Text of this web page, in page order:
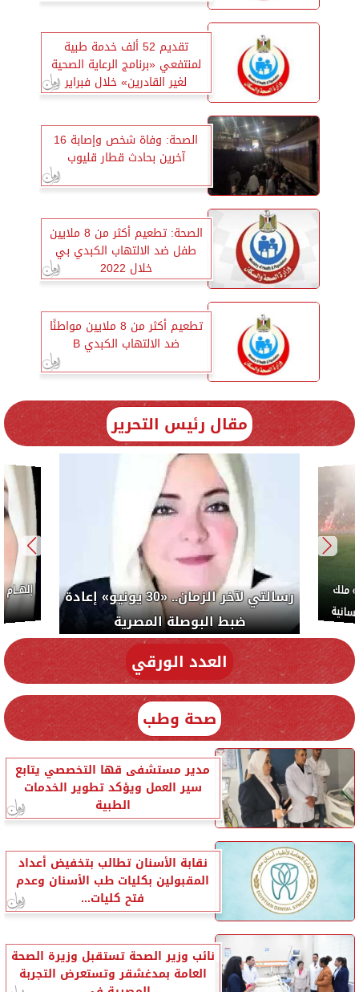
تقديم 52 ألف خدمة طبية
لمنتفعي «برنامج الرعاية الصحية
لغير القادرين» خلال فبراير
الماضي
الصحة: وفاة شخص وإصابة 16
آخرين بحادث قطار قليوب
الصحة: تطعيم أكثر من 8 ملايين
طفل ضد الالتهاب الكبدي بي
خلال 2022
تطعيم أكثر من 8 ملايين مواطنًا
ضد الالتهاب الكبدي B
مقال رئيس التحرير
رسالتي لآخر الزمان.. «30 يونيو» إعادة
ضبط البوصلة المصرية
ملك
العدد الورقي
صحة وطب
مدير مستشفى قها التخصصي يتابع
سير العمل ويؤكد تطوير الخدمات
الطبية
نقابة الأسنان تطالب بتخفيض أعداد
المقبولين بكليات طب الأسنان وعدم
فتح كليات...
نائب وزير الصحة تستقبل وزيرة الصحة
العامة بمدغشقر وتستعرض التجربة